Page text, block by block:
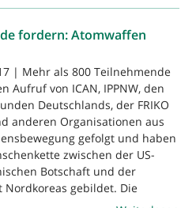
fordern: Atomwaffen
| Mehr als 800 Teilnehmende
Aufruf von ICAN, IPPNW, den
Deutschlands, der FRIKO
anderen Organisationen aus
gefolgt und haben
zwischen der US-
Botschaft und der
Nordkoreas gebildet. Die